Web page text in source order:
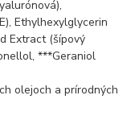
Ethylhexylglycerin
Extract (šípový
***Geraniol
olejoch a prírodných